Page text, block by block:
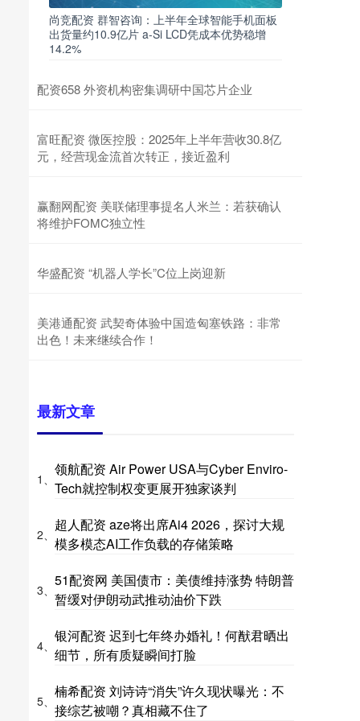
尚竞配资 群智咨询：上半年全球智能手机面板
出货量约10.9亿片 a-Si LCD凭成本优势稳增
14.2%
配资658 外资机构密集调研中国芯片企业
富旺配资 微医控股：2025年上半年营收30.8亿
元，经营现金流首次转正，接近盈利
赢翻网配资 美联储理事提名人米兰：若获确认
将维护FOMC独立性
华盛配资 “机器人学长”C位上岗迎新
美港通配资 武契奇体验中国造匈塞铁路：非常
出色！未来继续合作！
最新文章
1、
领航配资 Air Power USA与Cyber Enviro-
Tech就控制权变更展开独家谈判
2、
超人配资 aze将出席Ai4 2026，探讨大规
模多模态AI工作负载的存储策略
3、
51配资网 美国债市：美债维持涨势 特朗普
暂缓对伊朗动武推动油价下跌
4、
银河配资 迟到七年终办婚礼！何猷君晒出
细节，所有质疑瞬间打脸
5、
楠希配资 刘诗诗“消失”许久现状曝光：不
接综艺被嘲？真相藏不住了